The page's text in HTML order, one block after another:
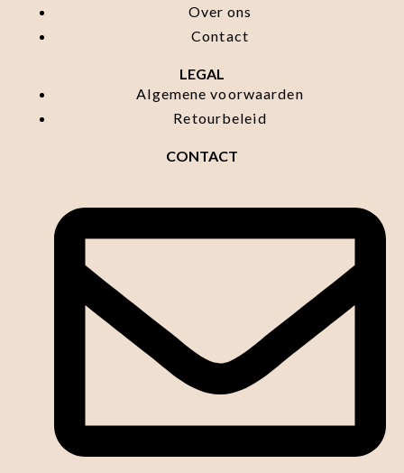
Over ons
Contact
LEGAL
Algemene voorwaarden
Retourbeleid
CONTACT